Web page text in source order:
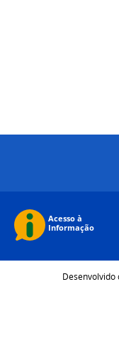
Desenvolvido